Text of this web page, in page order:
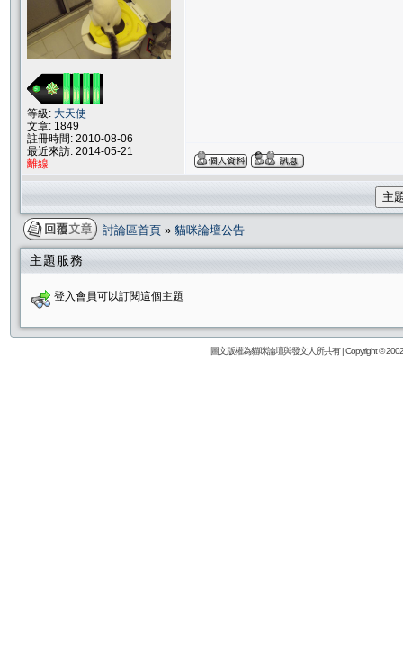
等級: 大天使
文章: 1849
註冊時間: 2010-08-06
最近來訪: 2014-05-21
離線
主
討論區首頁 » 貓咪論壇公告
主題服務
登入會員可以訂閱這個主題
圖文版權為貓咪論壇與發文人所共有 | Copyright ©